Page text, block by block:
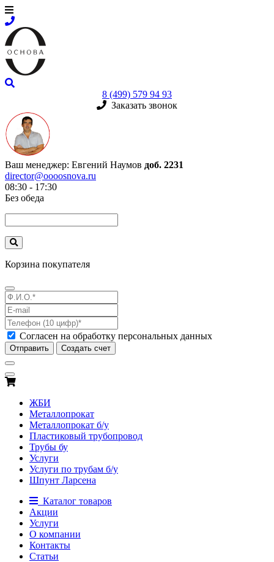
8 (499) 579 94 93
Заказать звонок
Ваш менеджер: Евгений Наумов доб. 2231
director@oooosnova.ru
08:30 - 17:30
Без обеда
Корзина покупателя
Согласен на обработку персональных данных
Отправить Создать счет
ЖБИ
Металлопрокат
Металлопрокат б/у
Пластиковый трубопровод
Трубы бу
Услуги
Услуги по трубам б/у
Шпунт Ларсена
Каталог товаров
Акции
Услуги
О компании
Контакты
Статьи